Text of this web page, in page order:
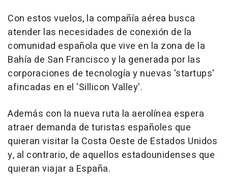
Con estos vuelos, la compañía aérea busca
atender las necesidades de conexión de la
comunidad española que vive en la zona de la
Bahía de San Francisco y la generada por las
corporaciones de tecnología y nuevas 'startups'
afincadas en el 'Sillicon Valley'.
Además con la nueva ruta la aerolínea espera
atraer demanda de turistas españoles que
quieran visitar la Costa Oeste de Estados Unidos
y, al contrario, de aquellos estadounidenses que
quieran viajar a España.